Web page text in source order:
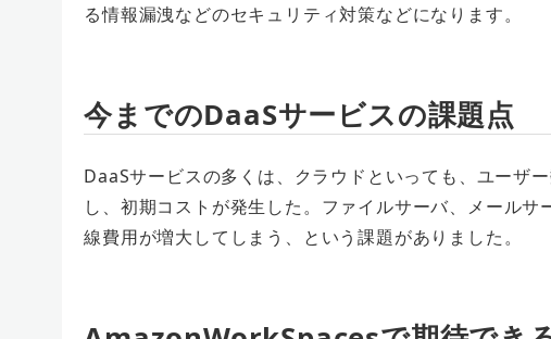
る情報漏洩などのセキュリティ対策などになります。
今までのDaaSサービスの課題点
DaaSサービスの多くは、クラウドといっても、ユーザ
し、初期コストが発生した。ファイルサーバ、メール
線費用が増大してしまう、という課題がありました。